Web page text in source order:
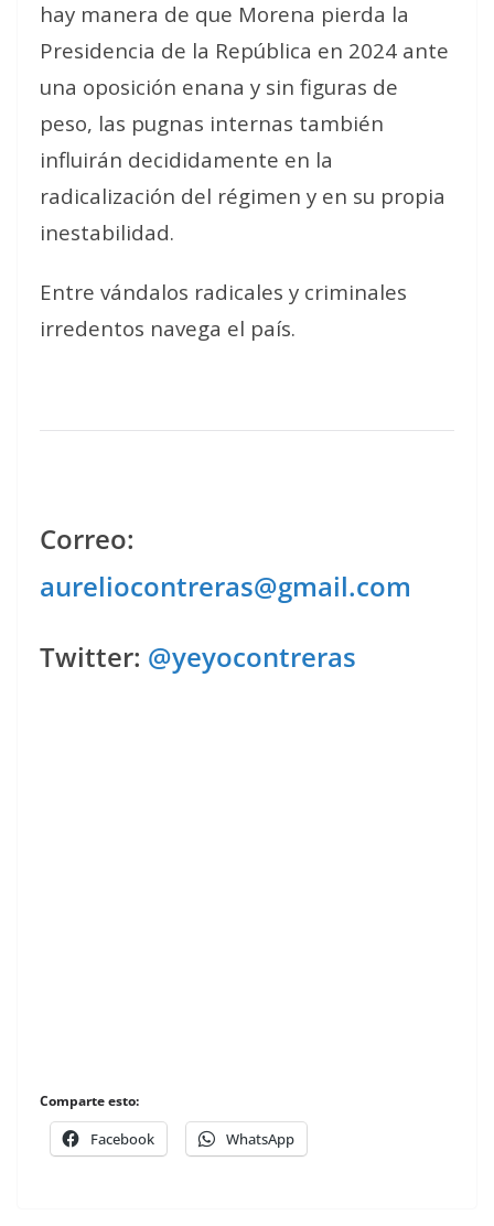
hay manera de que Morena pierda la
Presidencia de la República en 2024 ante
una oposición enana y sin figuras de
peso, las pugnas internas también
influirán decididamente en la
radicalización del régimen y en su propia
inestabilidad.
Entre vándalos radicales y criminales
irredentos navega el país.
Correo:
aureliocontreras@gmail.com
Twitter: @yeyocontreras
Comparte esto:
Facebook WhatsApp